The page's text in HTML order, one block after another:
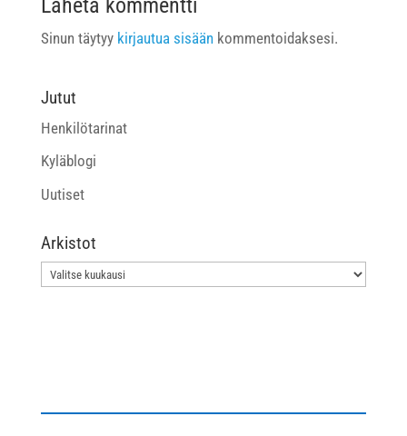
Lähetä kommentti
Sinun täytyy kirjautua sisäänkommentoidaksesi.
Jutut
Henkilötarinat
Kyläblogi
Uutiset
Arkistot
Arkistot